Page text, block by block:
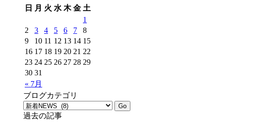
日
月 火 水 木 金 土
« 7月
1
2
3 4 5 6 7
8
9
10 11 12 13 14 15
16 17 18 19 20 21 22
23 24 25 26 27 28 29
30 31
ブログカテゴリ
過去の記事